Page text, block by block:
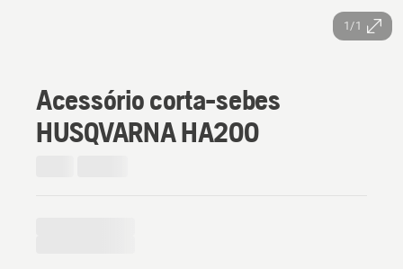
1/1
Acessório corta-sebes
HUSQVARNA HA200